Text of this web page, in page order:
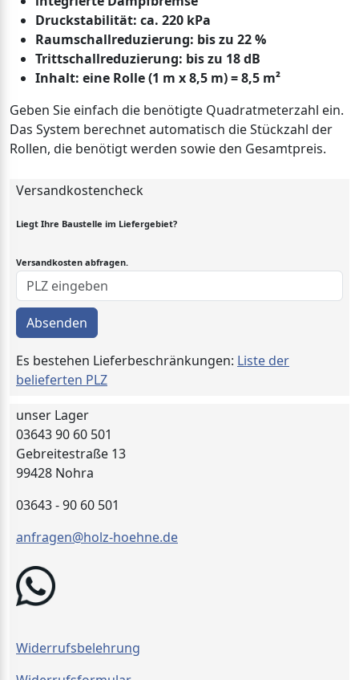
Druckstabilität: ca. 220 kPa
Raumschallreduzierung: bis zu 22 %
Trittschallreduzierung: bis zu 18 dB
Inhalt: eine Rolle (1 m x 8,5 m) = 8,5 m²
Geben Sie einfach die benötigte Quadratmeterzahl ein.
Das System berechnet automatisch die Stückzahl der
Rollen, die benötigt werden sowie den Gesamtpreis.
Versandkostencheck
Liegt Ihre Baustelle im Liefergebiet?
Versandkosten abfragen.
Absenden
Es bestehen Lieferbeschränkungen: Liste der
belieferten PLZ
unser Lager
03643 90 60 501
Gebreitestraße 13
99428 Nohra
03643 - 90 60 501
anfragen@holz-hoehne.de
Widerrufsbelehrung